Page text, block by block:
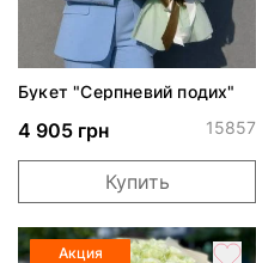
Букет "Серпневий подих"
4 905 грн 15857
Купить
Акция